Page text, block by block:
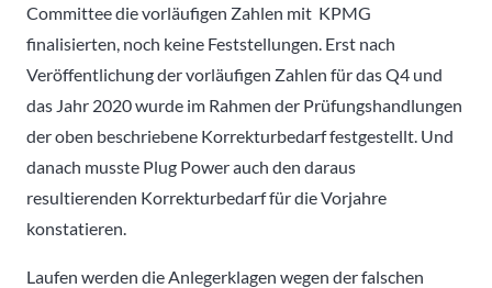
Committee die vorläufigen Zahlen mit KPMG
finalisierten, noch keine Feststellungen. Erst nach
Veröffentlichung der vorläufigen Zahlen für das Q4 und
das Jahr 2020 wurde im Rahmen der Prüfungshandlungen
der oben beschriebene Korrekturbedarf festgestellt. Und
danach musste Plug Power auch den daraus
resultierenden Korrekturbedarf für die Vorjahre
konstatieren.
Laufen werden die Anlegerklagen wegen der falschen